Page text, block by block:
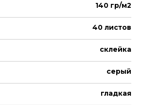
140 гр/м2
40 листов
склейка
серый
гладкая